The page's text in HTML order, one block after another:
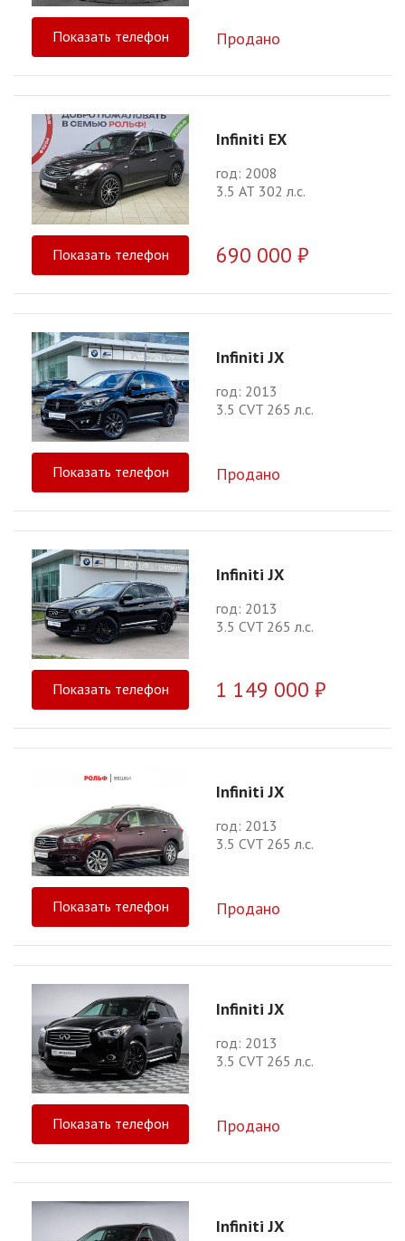
Показать телефон Продано
Infiniti EX
год: 2008
3.5 АТ 302 л.с.
Показать телефон 690 000 ₽
Infiniti JX
год: 2013
3.5 CVT 265 л.с.
Показать телефон Продано
Infiniti JX
год: 2013
3.5 CVT 265 л.с.
Показать телефон 1 149 000 ₽
Infiniti JX
год: 2013
3.5 CVT 265 л.с.
Показать телефон Продано
Infiniti JX
год: 2013
3.5 CVT 265 л.с.
Показать телефон Продано
Infiniti JX